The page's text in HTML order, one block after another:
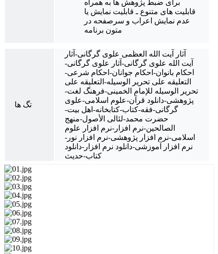
برای ضبط پژوهش ها به همراه
قابلیت های متنوع ـ قابلیت نمایش یا
عدم نمایش اعراب و سرصفحه در
متون برنامه
تگ ها
آثار آیت الله العظمی علوی گرگانی-آثار
آیت الله علوی گرگانی-آثار علوی گرگانی-
احکام بانوان-احکام جوانان-احکام شرعی-
التعلیقه علی تحریر الوسیله-التعلیقه علی
تحریر الوسیله للإمام الخمینی-فرهنگ لغت-
پژوهشی-دانلود قرآن-علوم اسلامی-علوی
گرگانی-فقه-کتاب-کتابخانه-اهل بیت-
حضرت محمد-لئالی الأصول-منهج
الصالحین-نرم افزار-نرم افزار علوم
اسلامی-نرم افزار پژوهشی-نرم افزار نور-
نرم افزار آموزشی-دانلود نرم افزار-دانلود
کتاب-حدیث